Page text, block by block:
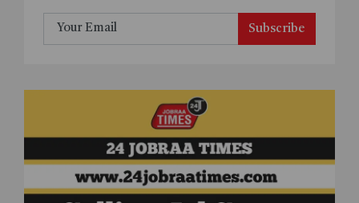
Subscribe